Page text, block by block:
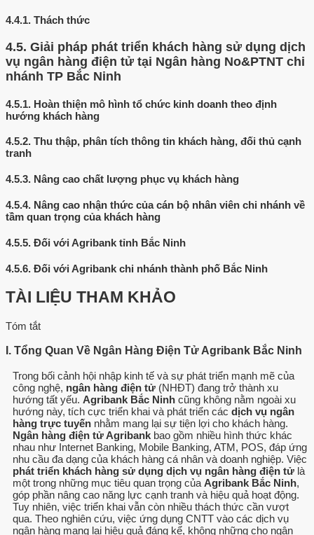
4.4.1. Thách thức
4.5. Giải pháp phát triển khách hàng sử dụng dịch
vụ ngân hàng điện tử tại Ngân hàng No&PTNT chi
nhánh TP Bắc Ninh
4.5.1. Hoàn thiện mô hình tổ chức kinh doanh theo định
hướng khách hàng
4.5.2. Thu thập, phân tích thông tin khách hàng, đối thủ cạnh
tranh
4.5.3. Nâng cao chất lượng phục vụ khách hàng
4.5.4. Nâng cao nhận thức của cán bộ nhân viên chi nhánh về
tầm quan trọng của khách hàng
4.5.5. Đối với Agribank tỉnh Bắc Ninh
4.5.6. Đối với Agribank chi nhánh thành phố Bắc Ninh
TÀI LIỆU THAM KHẢO
Tóm tắt
I. Tổng Quan Về Ngân Hàng Điện Tử Agribank Bắc Ninh
Trong bối cảnh hội nhập kinh tế và sự phát triển mạnh mẽ của
công nghệ, ngân hàng điện tử (NHĐT) đang trở thành xu
hướng tất yếu. Agribank Bắc Ninh cũng không nằm ngoài xu
hướng này, tích cực triển khai và phát triển các dịch vụ ngân
hàng trực tuyến nhằm mang lại sự tiện lợi cho khách hàng.
Ngân hàng điện tử Agribank bao gồm nhiều hình thức khác
nhau như Internet Banking, Mobile Banking, ATM, POS, đáp ứng
nhu cầu đa dạng của khách hàng cá nhân và doanh nghiệp. Việc
phát triển khách hàng sử dụng dịch vụ ngân hàng điện tử là
một trong những mục tiêu quan trọng của Agribank Bắc Ninh,
góp phần nâng cao năng lực cạnh tranh và hiệu quả hoạt động.
Tuy nhiên, việc triển khai vẫn còn nhiều thách thức cần vượt
qua. Theo nghiên cứu, việc ứng dụng CNTT vào các dịch vụ
ngân hàng mang lại hiệu quả đáng kể, không những cho ngân